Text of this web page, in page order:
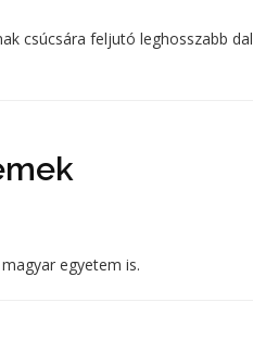
csúcsára feljutó leghosszabb dal
egyetem is.